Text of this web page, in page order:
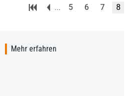
... 5 6 7 8
Mehr erfahren